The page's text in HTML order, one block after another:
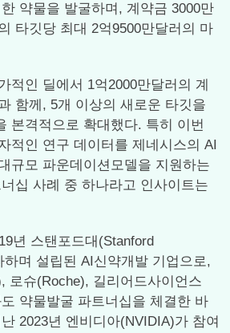
약물을 발굴하며, 계약금 3000만
타깃당 최대 2억9500만달러의 마
적인 딜에서 1억2000만달러의 계
함께, 5개 이상의 새로운 타깃을
본격적으로 확대했다. 특히 이번
적인 연구 데이터를 제네시스의 AI
규모 파운데이션모델을 지원하는
십 사례 중 하나라고 인사이트는
년 스탠포드대(Stanford
며 설립된 AI신약개발 기업으로,
로슈(Roche), 길리어드사이언스
약물발굴 파트너십을 체결한 바
2023년 엔비디아(NVIDIA)가 참여